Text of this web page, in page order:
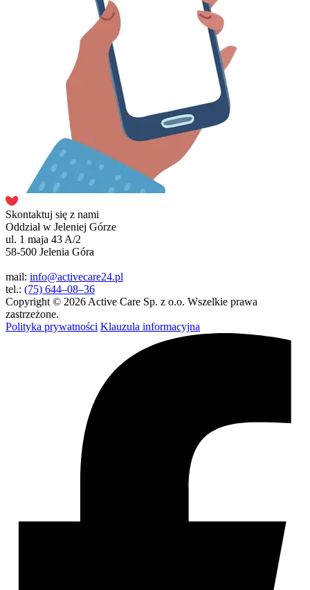
Skontaktuj się z nami
Oddział w Jeleniej Górze
ul. 1 maja 43 A/2
58-500 Jelenia Góra
mail: info@activecare24.pl
tel.: (75) 644–08–36
Copyright © 2026 Active Care Sp. z o.o. Wszelkie prawa
zastrzeżone.
Polityka prywatności Klauzula informacyjna